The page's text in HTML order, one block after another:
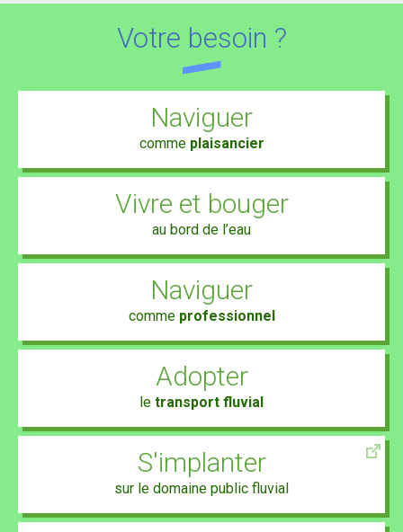
Votre besoin ?
Naviguer
comme plaisancier
Vivre et bouger
au bord de l’eau
Naviguer
comme professionnel
Adopter
le transport fluvial
S'implanter
sur le domaine public fluvial